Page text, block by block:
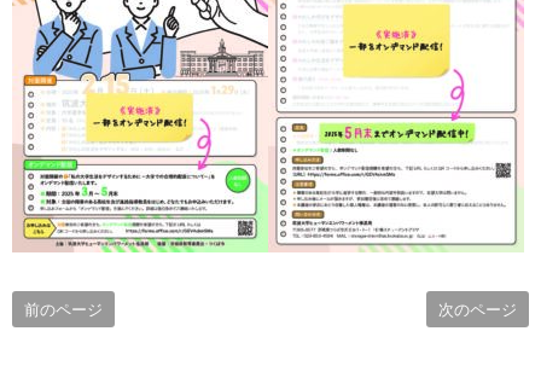
前のページ 次のページ